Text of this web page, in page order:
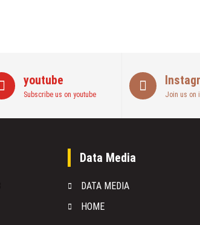
youtube
Subscribe us on youtube Join us on
Data Media
DATA MEDIA
HOME